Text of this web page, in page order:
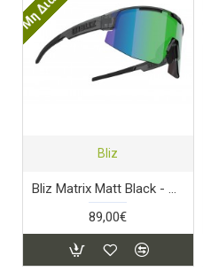
Bliz
Bliz Matrix Matt Black - Green Lens
89,00€